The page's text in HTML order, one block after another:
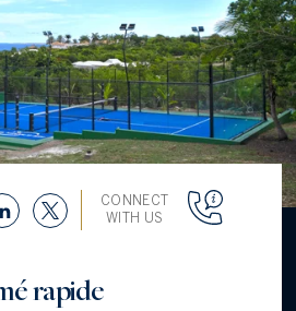
CONNECT
WITH US
rapide